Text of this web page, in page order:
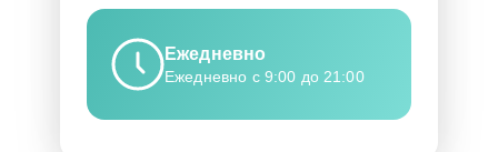
Ежедневно
Ежедневно с 9:00 до 21:00